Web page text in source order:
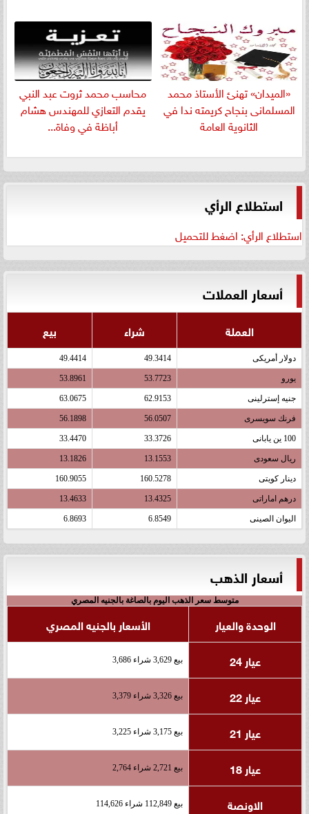
«الميدان» تهنئ الأستاذ محمد
المسلمانى بنجاح كريمته ندا في
الثانوية العامة
​محاسب محمد ثروت عبد النبي
يقدم التعازي للمهندس هشام
أباظة في وفاة...
استطلاع الرأي
استطلاع الرأي: اضغط للتحميل
أسعار العملات
العملة شراء بيع
دولار أمريكى 49.3414
49.4414
يورو 53.7723
53.8961
جنيه إسترلينى 62.9153
63.0675
فرنك سويسرى 56.0507
56.1898
100 ين يابانى 33.3726
33.4470
ريال سعودى 13.1553
13.1826
دينار كويتى 160.5278
160.9055
درهم اماراتى 13.4325
13.4633
اليوان الصينى 6.8549
6.8693
أسعار الذهب
متوسط سعر الذهب اليوم بالصاغة بالجنيه المصري
الوحدة والعيار
الأسعار بالجنيه المصري
عيار 24
بيع 3,629 شراء 3,686
عيار 22 بيع 3,326 شراء 3,379
عيار 21 بيع 3,175 شراء 3,225
عيار 18 بيع 2,721 شراء 2,764
الاونصة بيع 112,849 شراء 114,626